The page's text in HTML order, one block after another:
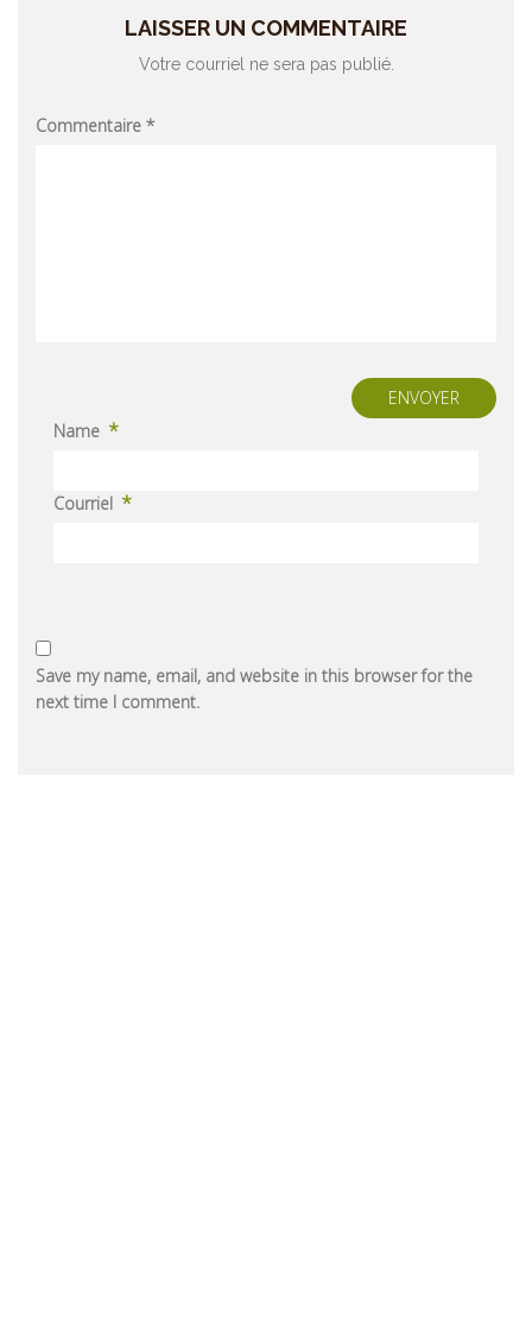
LAISSER UN COMMENTAIRE
Votre courriel ne sera pas publié.
Commentaire *
ENVOYER
Name *
Courriel *
Save my name, email, and website in this browser for the
next time I comment.